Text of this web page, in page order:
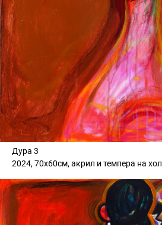
Дура 3
2024, 70х60см, акрил и темпера на